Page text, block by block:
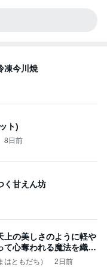
凍今川焼
ト)
8日前
く甘えん坊
上の美しさのように軽や
て心奪われる魔法を織り
ともだち） 2日前